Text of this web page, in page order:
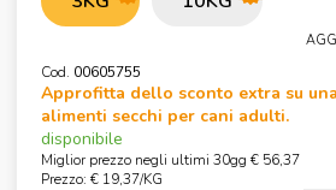
Cod. 00605755
Approfitta dello sconto extra su
alimenti secchi per cani adulti.
disponibile
Miglior prezzo negli ultimi 30gg € 56,37
Prezzo: € 19,37/KG